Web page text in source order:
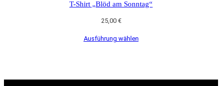
T-Shirt „Blöd am Sonntag“
25,00 €
Ausführung wählen